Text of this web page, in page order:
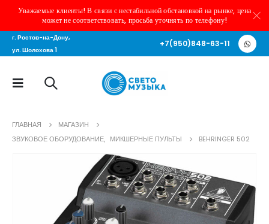
Уважаемые клиенты! В связи с нестабильной обстановкой на рынке, цена
может не соответствовать, просьба уточнять по телефону!
г. Ростов-на-Дону,
ул. Шолохова 1
+7(950)848-63-11
ГЛАВНАЯ
МАГАЗИН
ЗВУКОВОЕ ОБОРУДОВАНИЕ, МИКШЕРНЫЕ ПУЛЬТЫ BEHRINGER 502